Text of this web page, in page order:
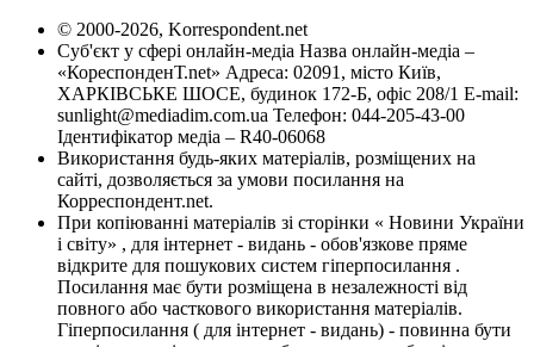
© 2000-2026, Korrespondent.net
Суб'єкт у сфері онлайн-медіа Назва онлайн-медіа –
«КореспонденТ.net» Адреса: 02091, місто Київ,
ХАРКІВСЬКЕ ШОСЕ, будинок 172-Б, офіс 208/1 E-mail:
sunlight@mediadim.com.ua Телефон: 044-205-43-00
Ідентифікатор медіа – R40-06068
Використання будь-яких матеріалів, розміщених на
сайті, дозволяється за умови посилання на
Корреспондент.net.
При копіюванні матеріалів зі сторінки « Новини України
і світу» , для інтернет - видань - обов'язкове пряме
відкрите для пошукових систем гіперпосилання .
Посилання має бути розміщена в незалежності від
повного або часткового використання матеріалів.
Гіперпосилання ( для інтернет - видань) - повинна бути